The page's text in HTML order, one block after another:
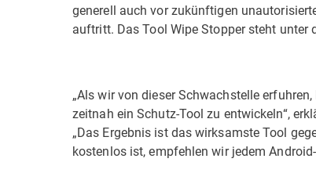
generell auch vor zukünftigen
auftritt. Das Tool Wipe Stopper steht unter
„Als wir von dieser Schwachstelle
zeitnah ein Schutz-Tool zu entwickeln“,
„Das Ergebnis ist das wirksamste Tool
kostenlos ist, empfehlen wir jedem